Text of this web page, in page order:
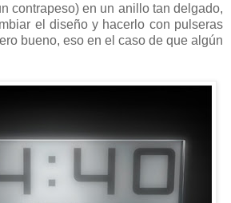
contrapeso) en un anillo tan delgado,
el diseño y hacerlo con pulseras
bueno, eso en el caso de que algún